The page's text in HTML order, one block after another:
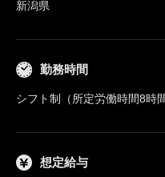
新潟県
勤務時間
シフト制（所定労働時間8時間
想定給与